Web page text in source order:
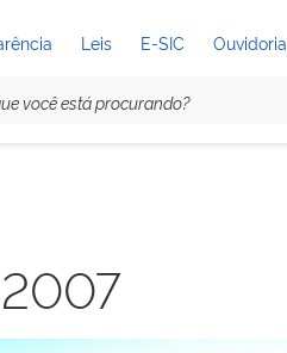
Leis E-SIC Ouvidoria